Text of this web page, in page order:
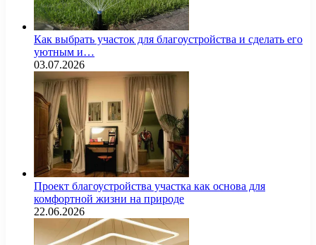
Как выбрать участок для благоустройства и сделать его
уютным и…
03.07.2026
Проект благоустройства участка как основа для
комфортной жизни на природе
22.06.2026